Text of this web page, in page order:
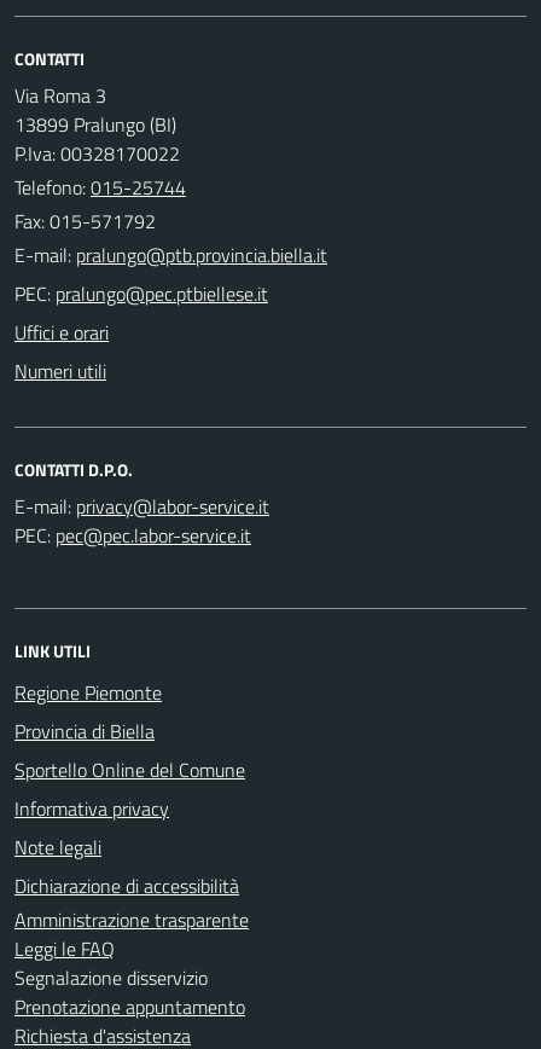
CONTATTI
Via Roma 3
13899 Pralungo (BI)
P.Iva: 00328170022
Telefono:015-25744
Fax: 015-571792
E-mail:
PEC:
Uffici e orari
Numeri utili
CONTATTI D.P.O.
E-mail:
PEC:
LINK UTILI
Regione Piemonte
Provincia di Biella
Sportello Online del Comune
Informativa privacy
Note legali
Dichiarazione di accessibilità
Amministrazione trasparente
Leggi le FAQ
Segnalazione disservizio
Prenotazione appuntamento
Richiesta d'assistenza